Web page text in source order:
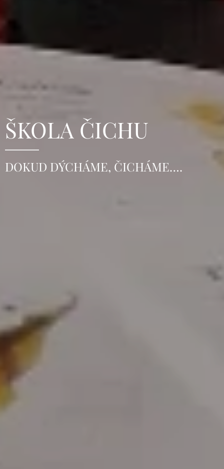
ŠKOLA ČICHU
DOKUD DÝCHÁME, ČICHÁME….